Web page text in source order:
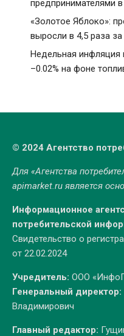
предпринимателями в
«Золотое Яблоко»:
выросли в 4,5 раза
Недельная инфляция
–0.02% на фоне
© 2024 Агентство
Для «Агентства
apimarket.ruявляется
Информационное
потребительской
Свидетельство о
от 22.02.2024
Учредитель: ООО
Генеральный директор:
Владимирович
Главный редактор: